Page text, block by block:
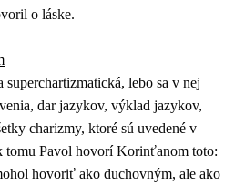
o láske.
lebo sa v nej
dar jazykov, výklad jazykov,
charizmy, ktoré sú uvedené v
tomu Pavol hovorí Korinťanom toto:
hovoriť ako duchovným, ale ako